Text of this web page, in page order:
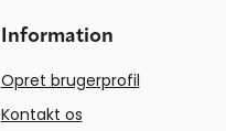
Information
Opret brugerprofil
Kontakt os